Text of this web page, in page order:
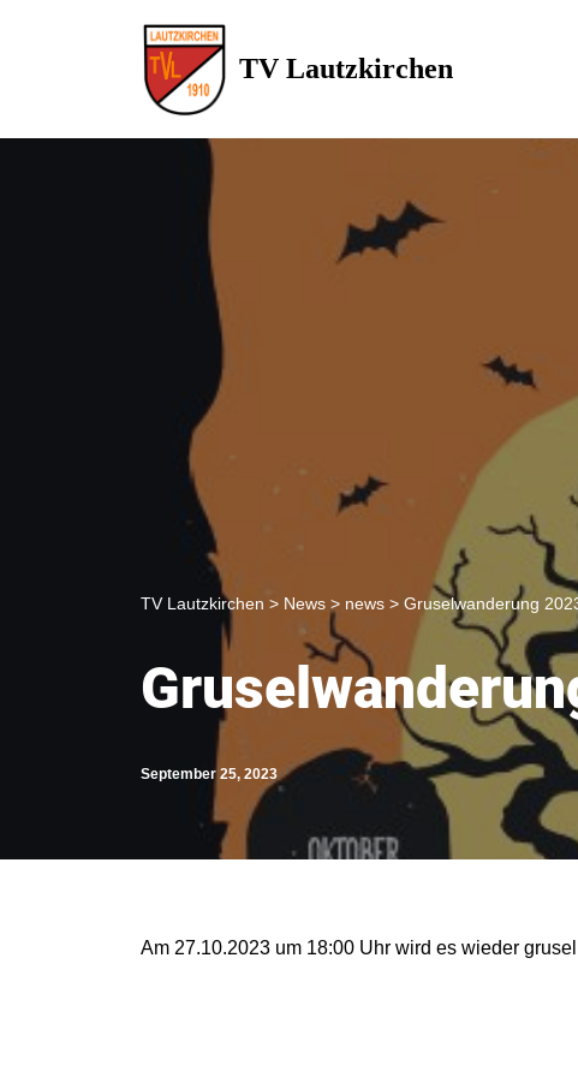
TV Lautzkirchen
TV Lautzkirchen > News > news > Gruselwanderung
September 25, 2023
Am 27.10.2023 um 18:00 Uhr wird es wieder